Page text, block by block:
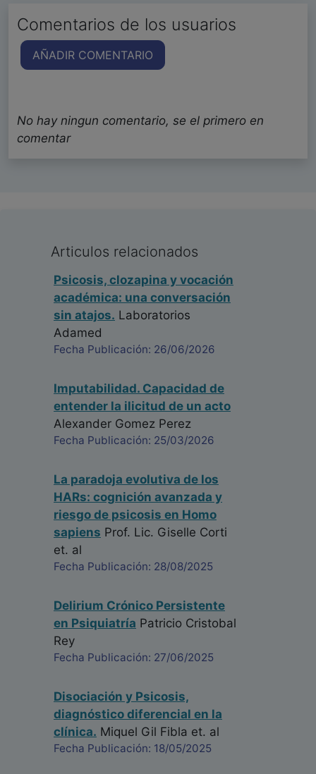
Comentarios de los usuarios
AÑADIR COMENTARIO
No hay ningun comentario, se el primero en
comentar
Articulos relacionados
Psicosis, clozapina y vocación
académica: una conversación
sin atajos. Laboratorios
Adamed
Fecha Publicación: 26/06/2026
Imputabilidad. Capacidad de
entender la ilicitud de un acto
Alexander Gomez Perez
Fecha Publicación: 25/03/2026
La paradoja evolutiva de los
HARs: cognición avanzada y
riesgo de psicosis en Homo
sapiens Prof. Lic. Giselle Corti
et. al
Fecha Publicación: 28/08/2025
Delirium Crónico Persistente
en Psiquiatría Patricio Cristobal
Rey
Fecha Publicación: 27/06/2025
Disociación y Psicosis,
diagnóstico diferencial en la
clínica. Miquel Gil Fibla et. al
Fecha Publicación: 18/05/2025